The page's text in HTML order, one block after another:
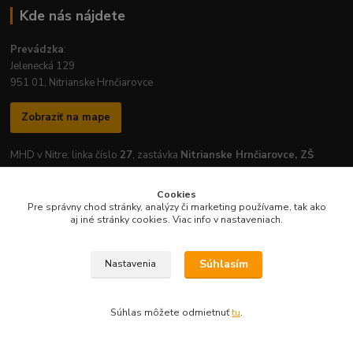
Kde nás nájdete
Prevádzka:
Jelenecká 129
951 01, Nitrianske Hrnčiarovce
Zobraziť na mape
MHD v Nitre: linka číslo 27, zastávka Nitrianske Hrnčiarovce, ZŠ
Otváracie hodiny prevádzky:
Cookies
Pre správny chod stránky, analýzy či marketing používame, tak ako
aj iné stránky cookies. Viac info v nastaveniach.
Nastavenia Súhlasím
Súhlas môžete odmietnuťtu.